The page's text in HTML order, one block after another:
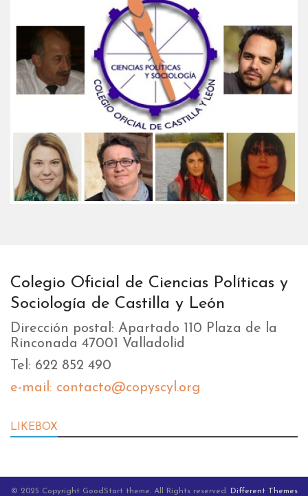
Colegio Oficial de Ciencias Políticas y
Sociología de Castilla y León
Dirección postal: Apartado 110 Plaza de la
Rinconada 47001 Valladolid
Tel: 622 852 490
e-mail: contacto@copyscyl.org
LIKEBOX
© 2025 Copyright GoodStart theme. All Rights reserved. Different Themes